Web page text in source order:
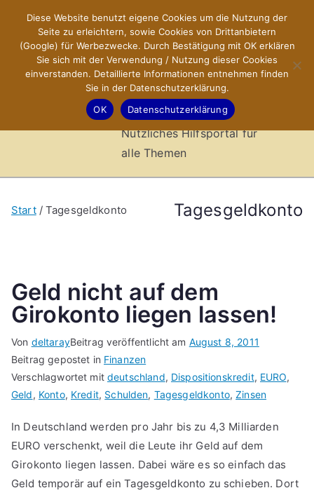
springen
X-Sites.de
–
Hilfsportal
Nützliches Hilfsportal für
alle Themen
Tagesgeldkonto
Start Tagesgeldkonto
Geld nicht auf dem
Girokonto liegen lassen!
Von deltarayBeitrag veröffentlicht am August 8, 2011
Beitrag gepostet in Finanzen
Verschlagwortet mitdeutschland, Dispositionskredit, EURO,
Geld, Konto, Kredit, Schulden, Tagesgeldkonto,Zinsen
In Deutschland werden pro Jahr bis zu 4,3 Milliarden
EURO verschenkt, weil die Leute ihr Geld auf dem
Girokonto liegen lassen. Dabei wäre es so einfach das
Geld temporär auf ein Tagesgeldkonto zu schieben. Dort
Diese Website benutzt eigene Cookies um die Nutzung der
Seite zu erleichtern, sowie Cookies von Drittanbietern
(Google) für Werbezwecke. Durch Bestätigung mit OK erklären
Sie sich mit der Verwendung / Nutzung dieser Cookies
einverstanden. Detaillierte Informationen entnehmen finden
Sie in der Datenschutzerklärung.
OK
Datenschutzerklärung